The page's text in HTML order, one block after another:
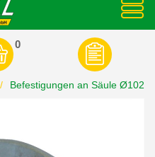
3855
0
/ Befestigungen an Säule Ø102